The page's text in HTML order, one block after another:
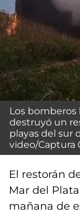
Los
destruyó un
playas del sur
video/Captura
El restorán
Mar del
mañana de